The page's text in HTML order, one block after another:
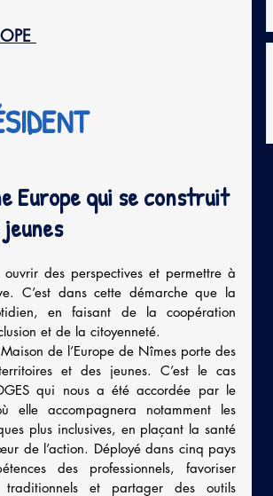
Europe qui se construit
des perspectives et permettre à
C’est dans cette démarche que la
en faisant de la coopération
et de la citoyenneté.
de l’Europe de Nîmes porte des
et des jeunes. C’est le cas
qui nous a été accordée par le
accompagnera notamment les
plus inclusives, en plaçant la santé
de l’action. Déployé dans cinq pays
des professionnels, favoriser
traditionnels et partager des outils